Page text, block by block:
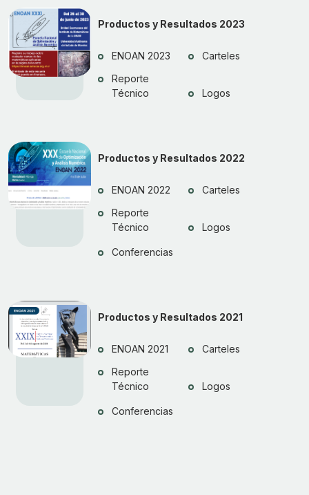
Productos y Resultados 2023
ENOAN 2023
Carteles
Reporte
Técnico
Logos
Productos y Resultados 2022
ENOAN 2022
Carteles
Reporte
Técnico
Logos
Conferencias
Productos y Resultados 2021
ENOAN 2021
Carteles
Reporte
Técnico
Logos
Conferencias